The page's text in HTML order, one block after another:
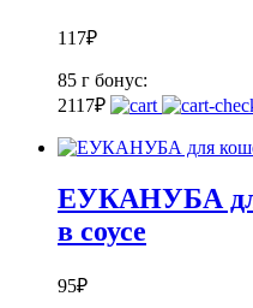
117₽
85 г бонус:
2117₽
ЕУКАНУБА
в соусе
95₽